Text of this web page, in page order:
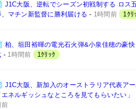
J1C大阪、逆転でシーズン初戦制する ロス
、マチン新監督に勝利届ける - 1時間前 1ｸﾘ
柏、垣田裕暉の電光石火弾&小泉佳穂の豪
- 1時間前 1ｸﾘｯｸ
J1C大阪、新加入のオーストラリア代表ア
エネルギッシュなところを見てもらいたい
前